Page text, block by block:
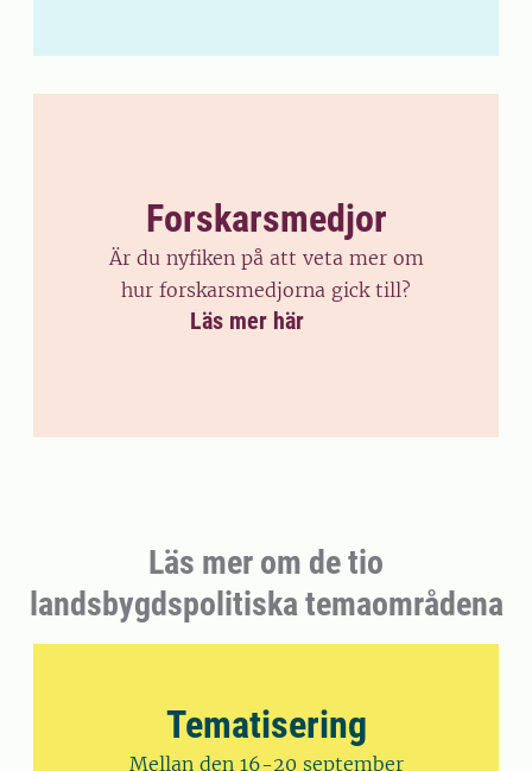
Forskarsmedjor
Är du nyfiken på att veta mer om
hur forskarsmedjorna gick till?
Läs mer här
Läs mer om de tio
landsbygdspolitiska temaområdena
Tematisering
Mellan den 16-20 september